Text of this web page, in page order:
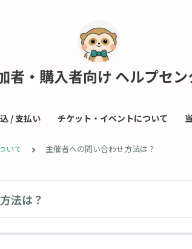
者・購入者向け ヘルプセン
/ 支払い チケット・イベントについて
いて 主催者への問い合わせ方法は？
法は？